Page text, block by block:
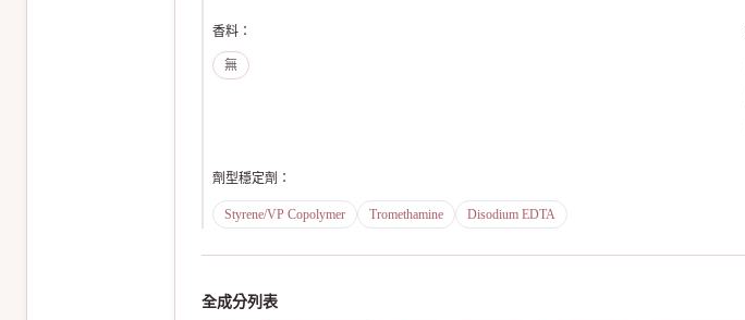
香料 ：
無
劑型穩定劑 ：
Styrene/VP Copolymer Tromethamine Disodium EDTA
全成分列表